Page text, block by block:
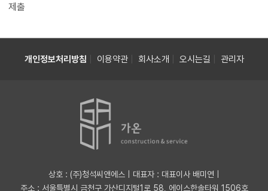
제출
개인정보처리방침 이용약관| 회사소개 오시는길 관리자
상호 : (주)청석씨앤에스 | 대표자 : 대표이사 배미연 |
주소 : 서울특별시 금천구 가산디지털1로 58, 에이스한솔타워 1506호